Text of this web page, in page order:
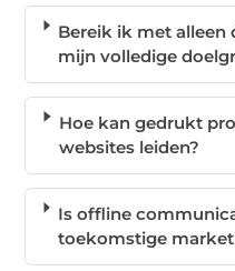
Bereik ik met
mijn volledige
Hoe kan gedrukt
websites leiden?
Is offline
toekomstige